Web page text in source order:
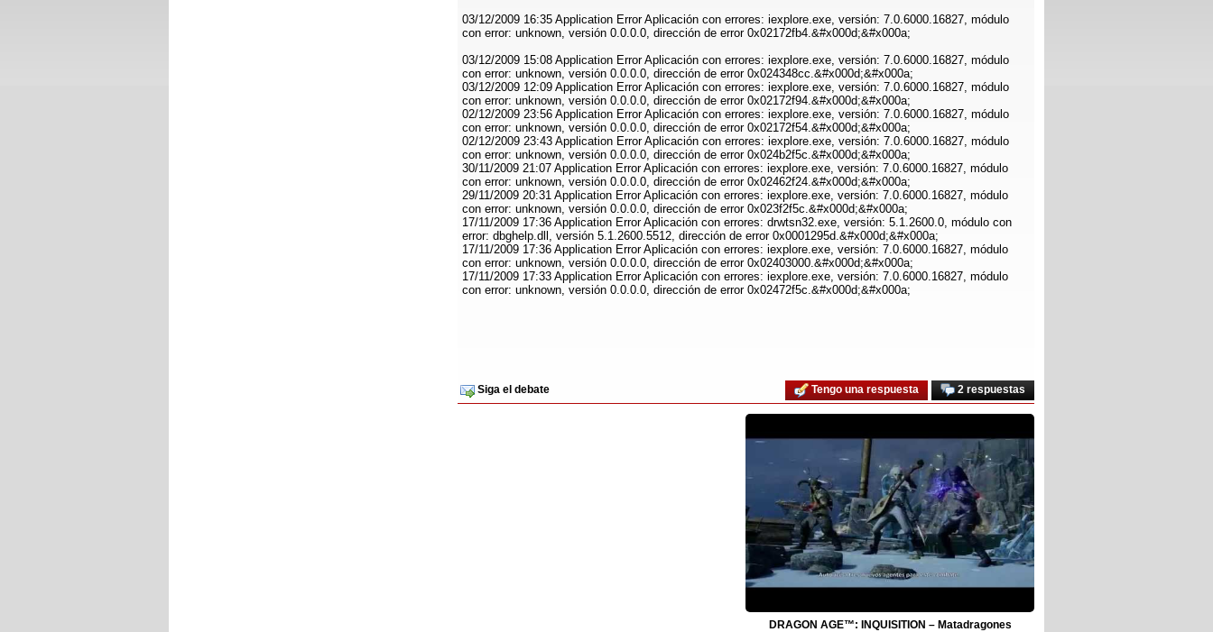
03/12/2009 16:35 Application Error Aplicación con errores: iexplore.exe, versión: 7.0.6000.16827, módulo
con error: unknown, versión 0.0.0.0, dirección de error 0x02172fb4.&#x000d;&#x000a;
03/12/2009 15:08 Application Error Aplicación con errores: iexplore.exe, versión: 7.0.6000.16827, módulo
con error: unknown, versión 0.0.0.0, dirección de error 0x024348cc.&#x000d;&#x000a;
03/12/2009 12:09 Application Error Aplicación con errores: iexplore.exe, versión: 7.0.6000.16827, módulo
con error: unknown, versión 0.0.0.0, dirección de error 0x02172f94.&#x000d;&#x000a;
02/12/2009 23:56 Application Error Aplicación con errores: iexplore.exe, versión: 7.0.6000.16827, módulo
con error: unknown, versión 0.0.0.0, dirección de error 0x02172f54.&#x000d;&#x000a;
02/12/2009 23:43 Application Error Aplicación con errores: iexplore.exe, versión: 7.0.6000.16827, módulo
con error: unknown, versión 0.0.0.0, dirección de error 0x024b2f5c.&#x000d;&#x000a;
30/11/2009 21:07 Application Error Aplicación con errores: iexplore.exe, versión: 7.0.6000.16827, módulo
con error: unknown, versión 0.0.0.0, dirección de error 0x02462f24.&#x000d;&#x000a;
29/11/2009 20:31 Application Error Aplicación con errores: iexplore.exe, versión: 7.0.6000.16827, módulo
con error: unknown, versión 0.0.0.0, dirección de error 0x023f2f5c.&#x000d;&#x000a;
17/11/2009 17:36 Application Error Aplicación con errores: drwtsn32.exe, versión: 5.1.2600.0, módulo con
error: dbghelp.dll, versión 5.1.2600.5512, dirección de error 0x0001295d.&#x000d;&#x000a;
17/11/2009 17:36 Application Error Aplicación con errores: iexplore.exe, versión: 7.0.6000.16827, módulo
con error: unknown, versión 0.0.0.0, dirección de error 0x02403000.&#x000d;&#x000a;
17/11/2009 17:33 Application Error Aplicación con errores: iexplore.exe, versión: 7.0.6000.16827, módulo
con error: unknown, versión 0.0.0.0, dirección de error 0x02472f5c.&#x000d;&#x000a;
Siga el debate 2 respuestas
Tengo una respuesta
DRAGON AGE™: INQUISITION – Matadragones